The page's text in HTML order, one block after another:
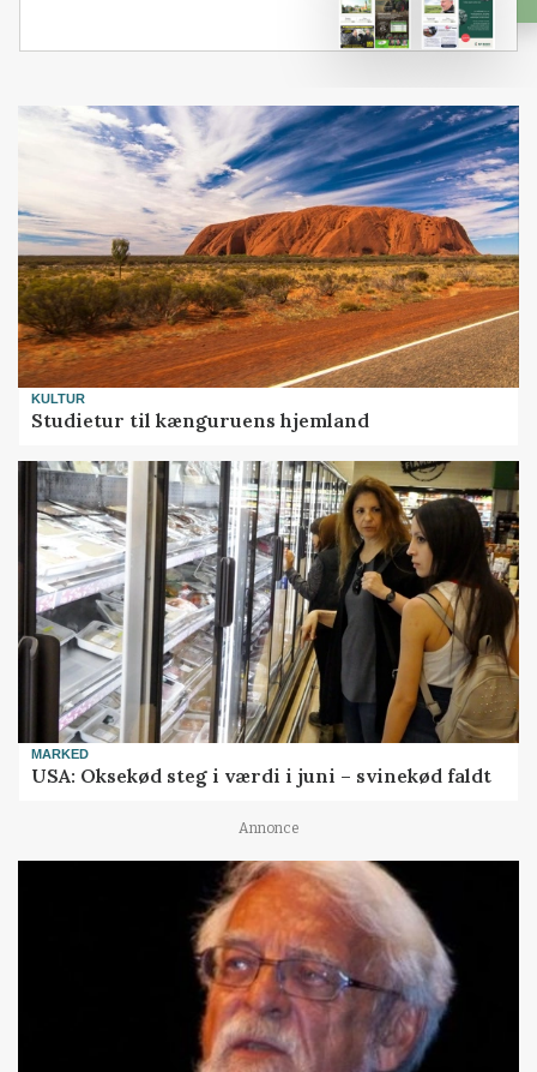
KULTUR
Studietur til kænguruens hjemland
MARKED
USA: Oksekød steg i værdi i juni – svinekød faldt
Annonce